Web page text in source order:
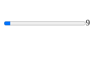
9